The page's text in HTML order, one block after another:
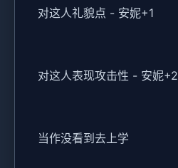
对这人礼貌点 - 安妮+1
对这人表现攻击性 - 安妮+2
当作没看到去上学